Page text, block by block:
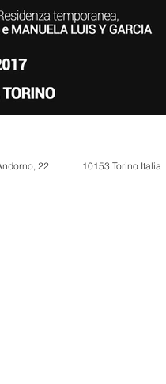
22 10153 Torino Italia